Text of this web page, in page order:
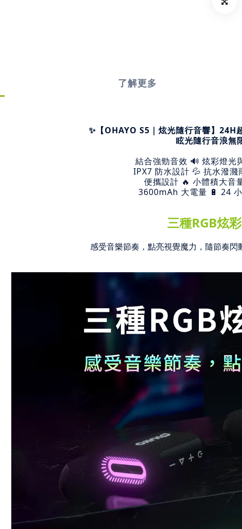
了解更多
✨【OHAYO S5｜炫光隨行音響】24H
眩光隨行音浪無
結合強勁音效 🔊 炫彩燈光
IPX7 防水設計 💦 抗水潑濺
便攜設計 🔥 小體積大音
3600mAh 大電量 🔋 24
三種RGB炫
感受音樂節奏，點亮視覺魔力， 隨節奏閃